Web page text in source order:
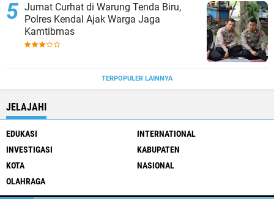
Jumat Curhat di Warung Tenda Biru,
Polres Kendal Ajak Warga Jaga
Kamtibmas
TERPOPULER LAINNYA
JELAJAHI
EDUKASI
INTERNATIONAL
INVESTIGASI
KABUPATEN
KOTA
NASIONAL
OLAHRAGA